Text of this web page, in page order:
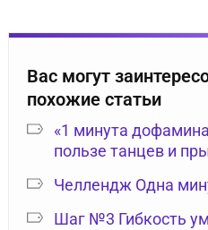
Вас могут
похожие статьи
«1 минута
пользе танцев и
Челлендж Одна
Шаг №3 Гибкость